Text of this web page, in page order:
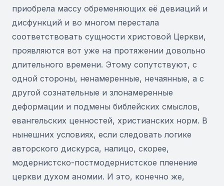
приобрела массу обременяющих её девиаций и
дисфункций и во многом перестала
соответствовать сущности христовой Церкви,
проявляются вот уже на протяжении довольно
длительного времени. Этому сопутствуют, с
одной стороны, ненамеренные, нечаянные, а с
другой сознательные и злонамеренные
деформации и подмены библейских смыслов,
евангельских ценностей, христианских норм. В
нынешних условиях, если следовать логике
авторского дискурса, налицо, скорее,
модернистско-постмодернистское пленение
церкви духом аномии. И это, конечно же,